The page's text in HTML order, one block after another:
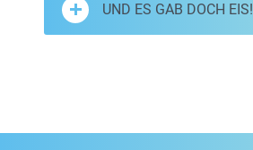
UND ES GAB DOCH EIS!